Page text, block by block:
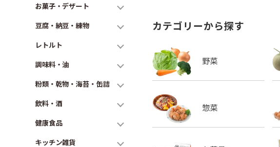
お菓子・デザート
豆腐・納豆・練物
レトルト
調味料・油
粉類・乾物・海苔・缶詰
飲料・酒
健康食品
キッチン雑貨
カテゴリーから探す